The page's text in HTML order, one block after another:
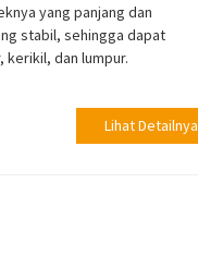
yang panjang dan
stabil, sehingga dapat
dan lumpur.
Lihat Detailnya